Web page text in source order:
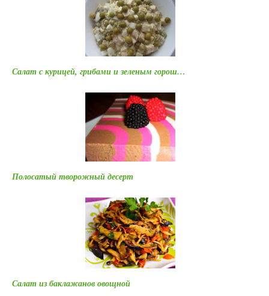
Салат с курицей, грибами и зеленым горош…
Полосатый творожный десерт
Салат из баклажанов овощной